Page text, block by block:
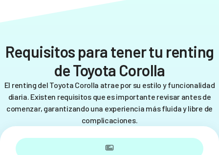
Requisitos para tener tu renting
de Toyota Corolla
El renting del Toyota Corolla atrae por su estilo y funcionalidad
diaria. Existen requisitos que es importante revisar antes de
comenzar, garantizando una experiencia más fluida y libre de
complicaciones.